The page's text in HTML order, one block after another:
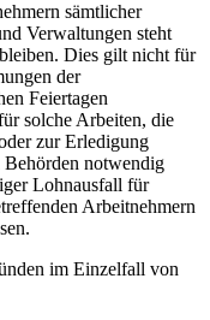
sämtlicher
Verwaltungen steht
Dies gilt nicht für
der
Feiertagen
solche Arbeiten, die
zur Erledigung
Behörden notwendig
Lohnausfall für
Arbeitnehmern
im Einzelfall von